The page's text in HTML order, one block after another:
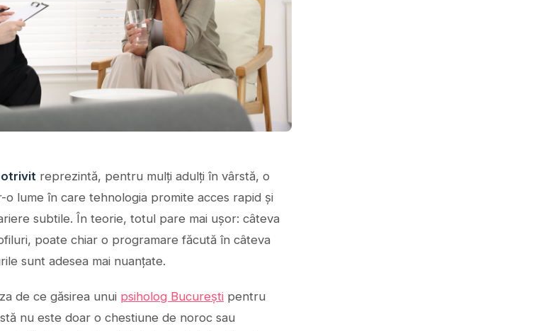
reprezintă, pentru mulți adulți în vârstă, o
lume în care tehnologia promite acces rapid și
subtile. În teorie, totul pare mai ușor: câteva
poate chiar o programare făcută în câteva
sunt adesea mai nuanțate.
de ce găsirea unui psiholog București pentru
nu este doar o chestiune de noroc sau